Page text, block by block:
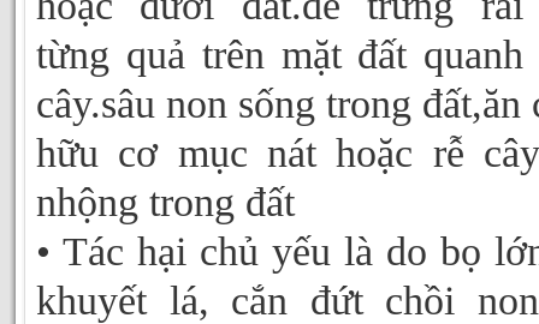
từng quả trên mặt đất quanh
cây.sâu non sống trong đất,ăn
hữu cơ mục nát hoặc rễ
nhộng trong đất
• Tác hại chủ yếu là do bọ
khuyết lá, cắn đứt chồi